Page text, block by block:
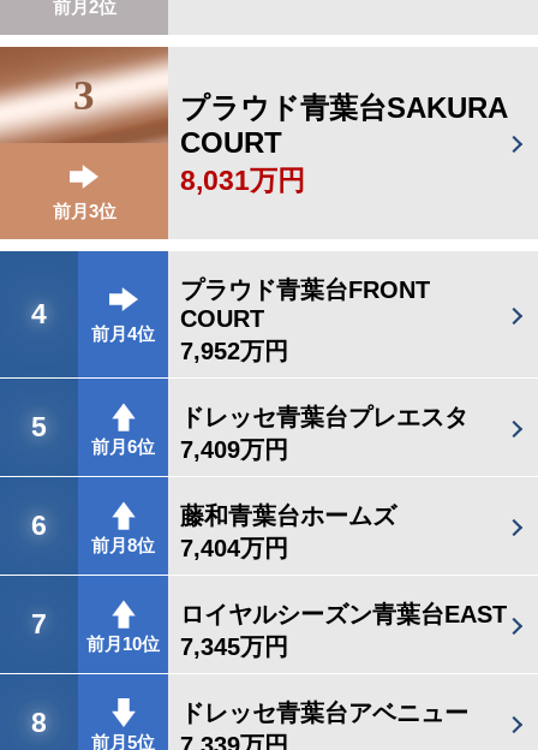
前月2位
3
前月3位
プラウド青葉台SAKURA
COURT
8,031万円
4
前月4位
プラウド青葉台FRONT
COURT
7,952万円
5
前月6位
ドレッセ青葉台プレエスタ
7,409万円
6
前月8位
藤和青葉台ホームズ
7,404万円
7
前月10位
ロイヤルシーズン青葉台EAST
7,345万円
8
前月5位
ドレッセ青葉台アベニュー